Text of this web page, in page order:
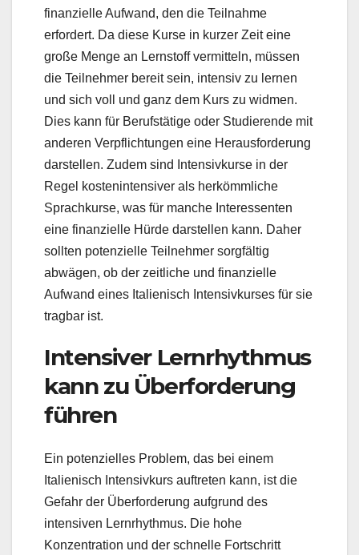
finanzielle Aufwand, den die Teilnahme
erfordert. Da diese Kurse in kurzer Zeit eine
große Menge an Lernstoff vermitteln, müssen
die Teilnehmer bereit sein, intensiv zu lernen
und sich voll und ganz dem Kurs zu widmen.
Dies kann für Berufstätige oder Studierende mit
anderen Verpflichtungen eine Herausforderung
darstellen. Zudem sind Intensivkurse in der
Regel kostenintensiver als herkömmliche
Sprachkurse, was für manche Interessenten
eine finanzielle Hürde darstellen kann. Daher
sollten potenzielle Teilnehmer sorgfältig
abwägen, ob der zeitliche und finanzielle
Aufwand eines Italienisch Intensivkurses für sie
tragbar ist.
Intensiver Lernrhythmus
kann zu Überforderung
führen
Ein potenzielles Problem, das bei einem
Italienisch Intensivkurs auftreten kann, ist die
Gefahr der Überforderung aufgrund des
intensiven Lernrhythmus. Die hohe
Konzentration und der schnelle Fortschritt